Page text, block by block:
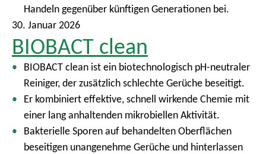
Handeln gegenüber künftigen Generationen bei.
30. Januar 2026
BIOBACT clean
BIOBACT clean ist ein biotechnologisch pH-neutraler
Reiniger, der zusätzlich schlechte Gerüche beseitigt.
Er kombiniert effektive, schnell wirkende Chemie mit
einer lang anhaltenden mikrobiellen Aktivität.
Bakterielle Sporen auf behandelten Oberflächen
beseitigen unangenehme Gerüche und hinterlassen